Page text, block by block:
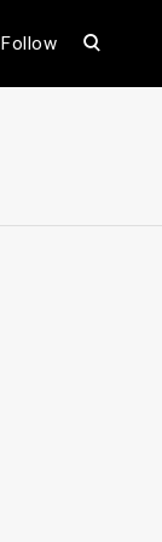
Follow
open
form